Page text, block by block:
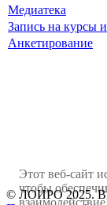
Медиатека
Запись на курсы
Анкетирование
© ЛОИРО 2025.
Этот веб-сайт
чтобы